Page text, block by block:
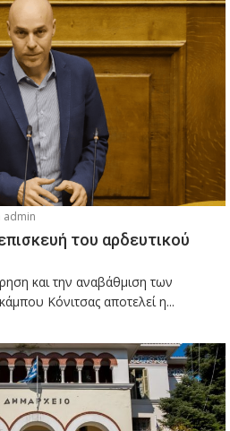
admin
του αρδευτικού
και την αναβάθμιση των
Κόνιτσας αποτελεί η...